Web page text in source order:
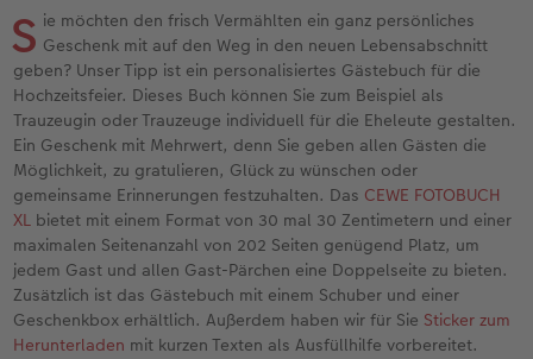
Jahrbuch
Reisefotobuch
Kundenbeispiele
Webinare & VHS
Fotobuch für Anfänger
Erste Schritte
Gallery Print
Hartschaum
Mehrteiler
Bestellwege
Ideen zur Wandgestaltung
CEWE myPhotos
Rahmen
Fotogrößen & Formate
Bestellwege
Last Minute Fotos
CEWE myPhotos
Fotos digitalisieren
Sofortfotos mit Design
Sofortfotostreifen
Sofortfotogrußkarten
Sofortfotosets
Sofortfotocollagen
Mehrteilige Sofortfotos
Schule & Büro
Textilien
Art Prints
Faber-Castell
Foto-Geschenkbox
CEWE Geschenkgutschein
Fotokarten
Digitale Grußkarte
Bestellwege
Papierqualitäten
Weitere Anlässe
CEWE myPhotos
Holzhüllen
Bio-based Case
Mit Design
Bestellwege
Inspiration
Neuheiten
Designvorlagen
Kalender mit fertigem Design
Gestaltungsideen
CEWE myPhotos
Neuheiten
Extras
für Großeltern
für Tierfreunde
Einfach & schnell gestaltet
Besondere Geschenkideen
CEWE myPhotos
Fotobuch für Anfänger
Softwaretipps
Videotutorials
Anleitungen & Hilfe
Fototipps
Fotowettbewerbe
S ie möchten den frisch Vermählten ein ganz persönliches
Geschenk mit auf den Weg in den neuen Lebensabschnitt
geben? Unser Tipp ist ein personalisiertes Gästebuch für die
Hochzeitsfeier. Dieses Buch können Sie zum Beispiel als
Trauzeugin oder Trauzeuge individuell für die Eheleute gestalten.
Ein Geschenk mit Mehrwert, denn Sie geben allen Gästen die
Möglichkeit, zu gratulieren, Glück zu wünschen oder
gemeinsame Erinnerungen festzuhalten. Das CEWE FOTOBUCH
XL bietet mit einem Format von 30 mal 30 Zentimetern und einer
maximalen Seitenanzahl von 202 Seiten genügend Platz, um
jedem Gast und allen Gast-Pärchen eine Doppelseite zu bieten.
Zusätzlich ist das Gästebuch mit einem Schuber und einer
Geschenkbox erhältlich. Außerdem haben wir für Sie Sticker zum
Herunterladen mit kurzen Texten als Ausfüllhilfe vorbereitet.